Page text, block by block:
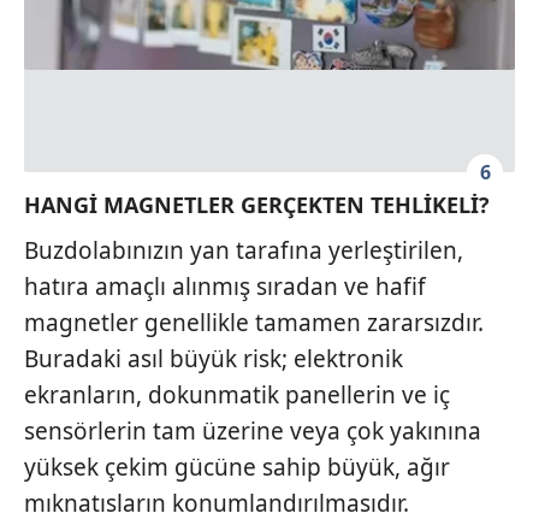
6
HANGİ MAGNETLER GERÇEKTEN TEHLİKELİ?
Buzdolabınızın yan tarafına yerleştirilen,
hatıra amaçlı alınmış sıradan ve hafif
magnetler genellikle tamamen zararsızdır.
Buradaki asıl büyük risk; elektronik
ekranların, dokunmatik panellerin ve iç
sensörlerin tam üzerine veya çok yakınına
yüksek çekim gücüne sahip büyük, ağır
mıknatısların konumlandırılmasıdır.